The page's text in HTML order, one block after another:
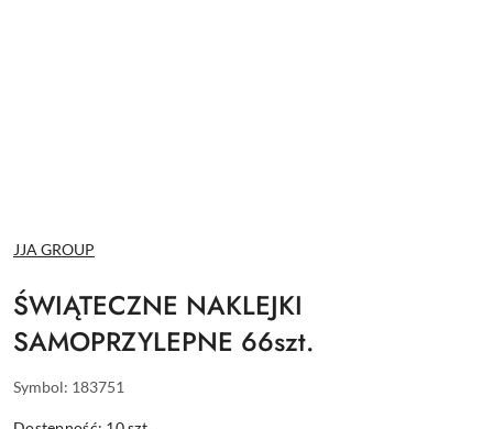
NAZWA
PRODUCENTA:
JJA GROUP
ŚWIĄTECZNE NAKLEJKI
SAMOPRZYLEPNE 66szt.
Symbol: 183751